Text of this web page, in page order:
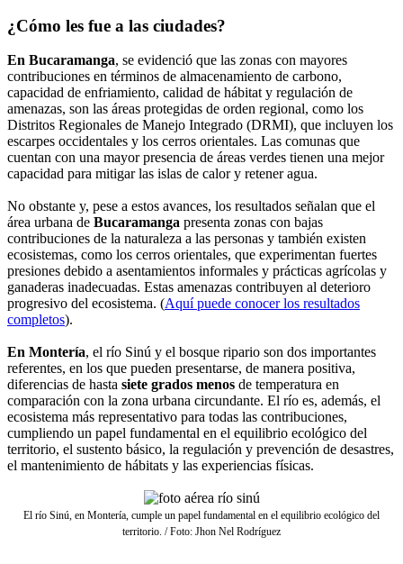
¿Cómo les fue a las ciudades?
En Bucaramanga, se evidenció que las zonas con mayores
contribuciones en términos de almacenamiento de carbono,
capacidad de enfriamiento, calidad de hábitat y regulación de
amenazas, son las áreas protegidas de orden regional, como los
Distritos Regionales de Manejo Integrado (DRMI), que incluyen los
escarpes occidentales y los cerros orientales. Las comunas que
cuentan con una mayor presencia de áreas verdes tienen una mejor
capacidad para mitigar las islas de calor y retener agua.
No obstante y, pese a estos avances, los resultados señalan que el
área urbana de Bucaramanga presenta zonas con bajas
contribuciones de la naturaleza a las personas y también existen
ecosistemas, como los cerros orientales, que experimentan fuertes
presiones debido a asentamientos informales y prácticas agrícolas y
ganaderas inadecuadas. Estas amenazas contribuyen al deterioro
progresivo del ecosistema. (Aquí puede conocer los resultados
completos).
En Montería, el río Sinú y el bosque ripario son dos importantes
referentes, en los que pueden presentarse, de manera positiva,
diferencias de hasta siete grados menos de temperatura en
comparación con la zona urbana circundante. El río es, además, el
ecosistema más representativo para todas las contribuciones,
cumpliendo un papel fundamental en el equilibrio ecológico del
territorio, el sustento básico, la regulación y prevención de desastres,
el mantenimiento de hábitats y las experiencias físicas.
El río Sinú, en Montería, cumple un papel fundamental en el equilibrio ecológico del
territorio. / Foto: Jhon Nel Rodríguez